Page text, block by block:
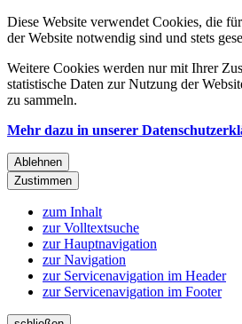
Diese Website verwendet Cookies, die
der Website notwendig sind und stets
Weitere Cookies werden nur mit Ihrer
statistische Daten zur Nutzung der
zu sammeln.
Mehr dazu in unserer
Ablehnen
Zustimmen
zum Inhalt
zur Volltextsuche
zur Hauptnavigation
zur Navigation
zur Servicenavigation im Header
zur Servicenavigation im Footer